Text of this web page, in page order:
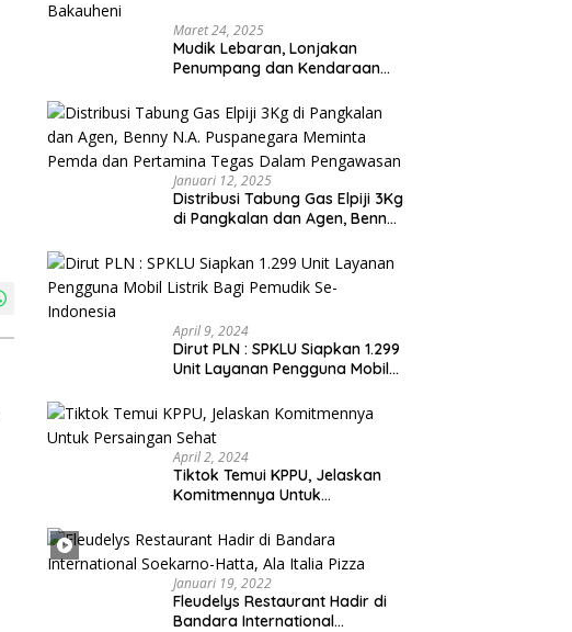
Maret 24, 2025
Mudik Lebaran, Lonjakan
Penumpang dan Kendaraan
dan Bakauheni
Januari 12, 2025
Distribusi Tabung Gas Elpiji 3Kg
di Pangkalan dan Agen, Benny
Pemda dan Pertamina Tegas
Dalam Pengawasan
April 9, 2024
Dirut PLN : SPKLU Siapkan 1.299
Unit Layanan Pengguna Mobil
Indonesia
April 2, 2024
Tiktok Temui KPPU, Jelaskan
Komitmennya Untuk
Januari 19, 2022
Fleudelys Restaurant Hadir di
Bandara International